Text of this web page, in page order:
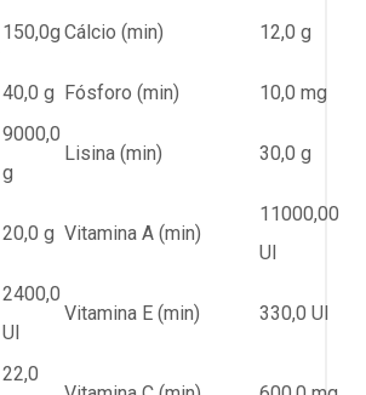
150,0g Cálcio (min) 12,0 g
40,0 g Fósforo (min)
10,0 mg
9000,0
g
Lisina (min) 30,0 g
20,0 g Vitamina A (min)
11000,00
UI
2400,0
UI
Vitamina E (min) 330,0 UI
22,0